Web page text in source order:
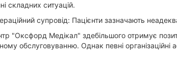
складних ситуацій.
супровід: Пацієнти зазначають
"Оксфорд Медікал" здебільшого отримує
обслуговуванню. Однак певні